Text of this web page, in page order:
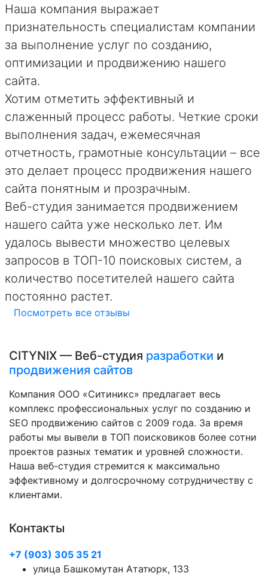
Наша компания выражает
признательность специалистам компании
за выполнение услуг по созданию,
оптимизации и продвижению нашего
сайта.
Хотим отметить эффективный и
слаженный процесс работы. Четкие сроки
выполнения задач, ежемесячная
отчетность, грамотные консультации – все
это делает процесс продвижения нашего
сайта понятным и прозрачным.
Веб-студия занимается продвижением
нашего сайта уже несколько лет. Им
удалось вывести множество целевых
запросов в ТОП-10 поисковых систем, а
количество посетителей нашего сайта
постоянно растет.
Посмотреть все отзывы
CITYNIX — Веб-студия разработки и
продвижения сайтов
Компания ООО «Ситиникс» предлагает весь
комплекс профессиональных услуг по созданию и
SEO продвижению сайтов с 2009 года. За время
работы мы вывели в ТОП поисковиков более сотни
проектов разных тематик и уровней сложности.
Наша веб-студия стремится к максимально
эффективному и долгосрочному сотрудничеству с
клиентами.
Контакты
+7 (903) 305 35 21
улица Башкомутан Ататюрк, 133